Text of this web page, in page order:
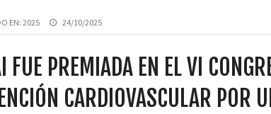
EN: 2025 24/10/2025
FUE PREMIADA EN EL VI
CARDIOVASCULAR POR